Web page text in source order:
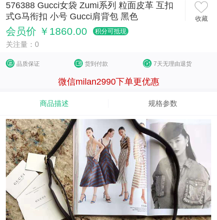
576388 Gucci女袋 Zumi系列 粒面皮革 互扣
式G马衔扣 小号 Gucci肩背包 黑色
收藏
会员价 ￥1860.00 积分可抵现
关注量：0
品质保证 货到付款 7天无理由退货
微信milan2990下单更优惠
商品描述 规格参数